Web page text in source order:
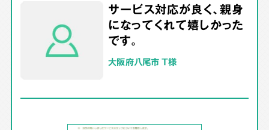
サービス対応が良く、親身
になってくれて嬉しかった
です。
大阪府八尾市 T様